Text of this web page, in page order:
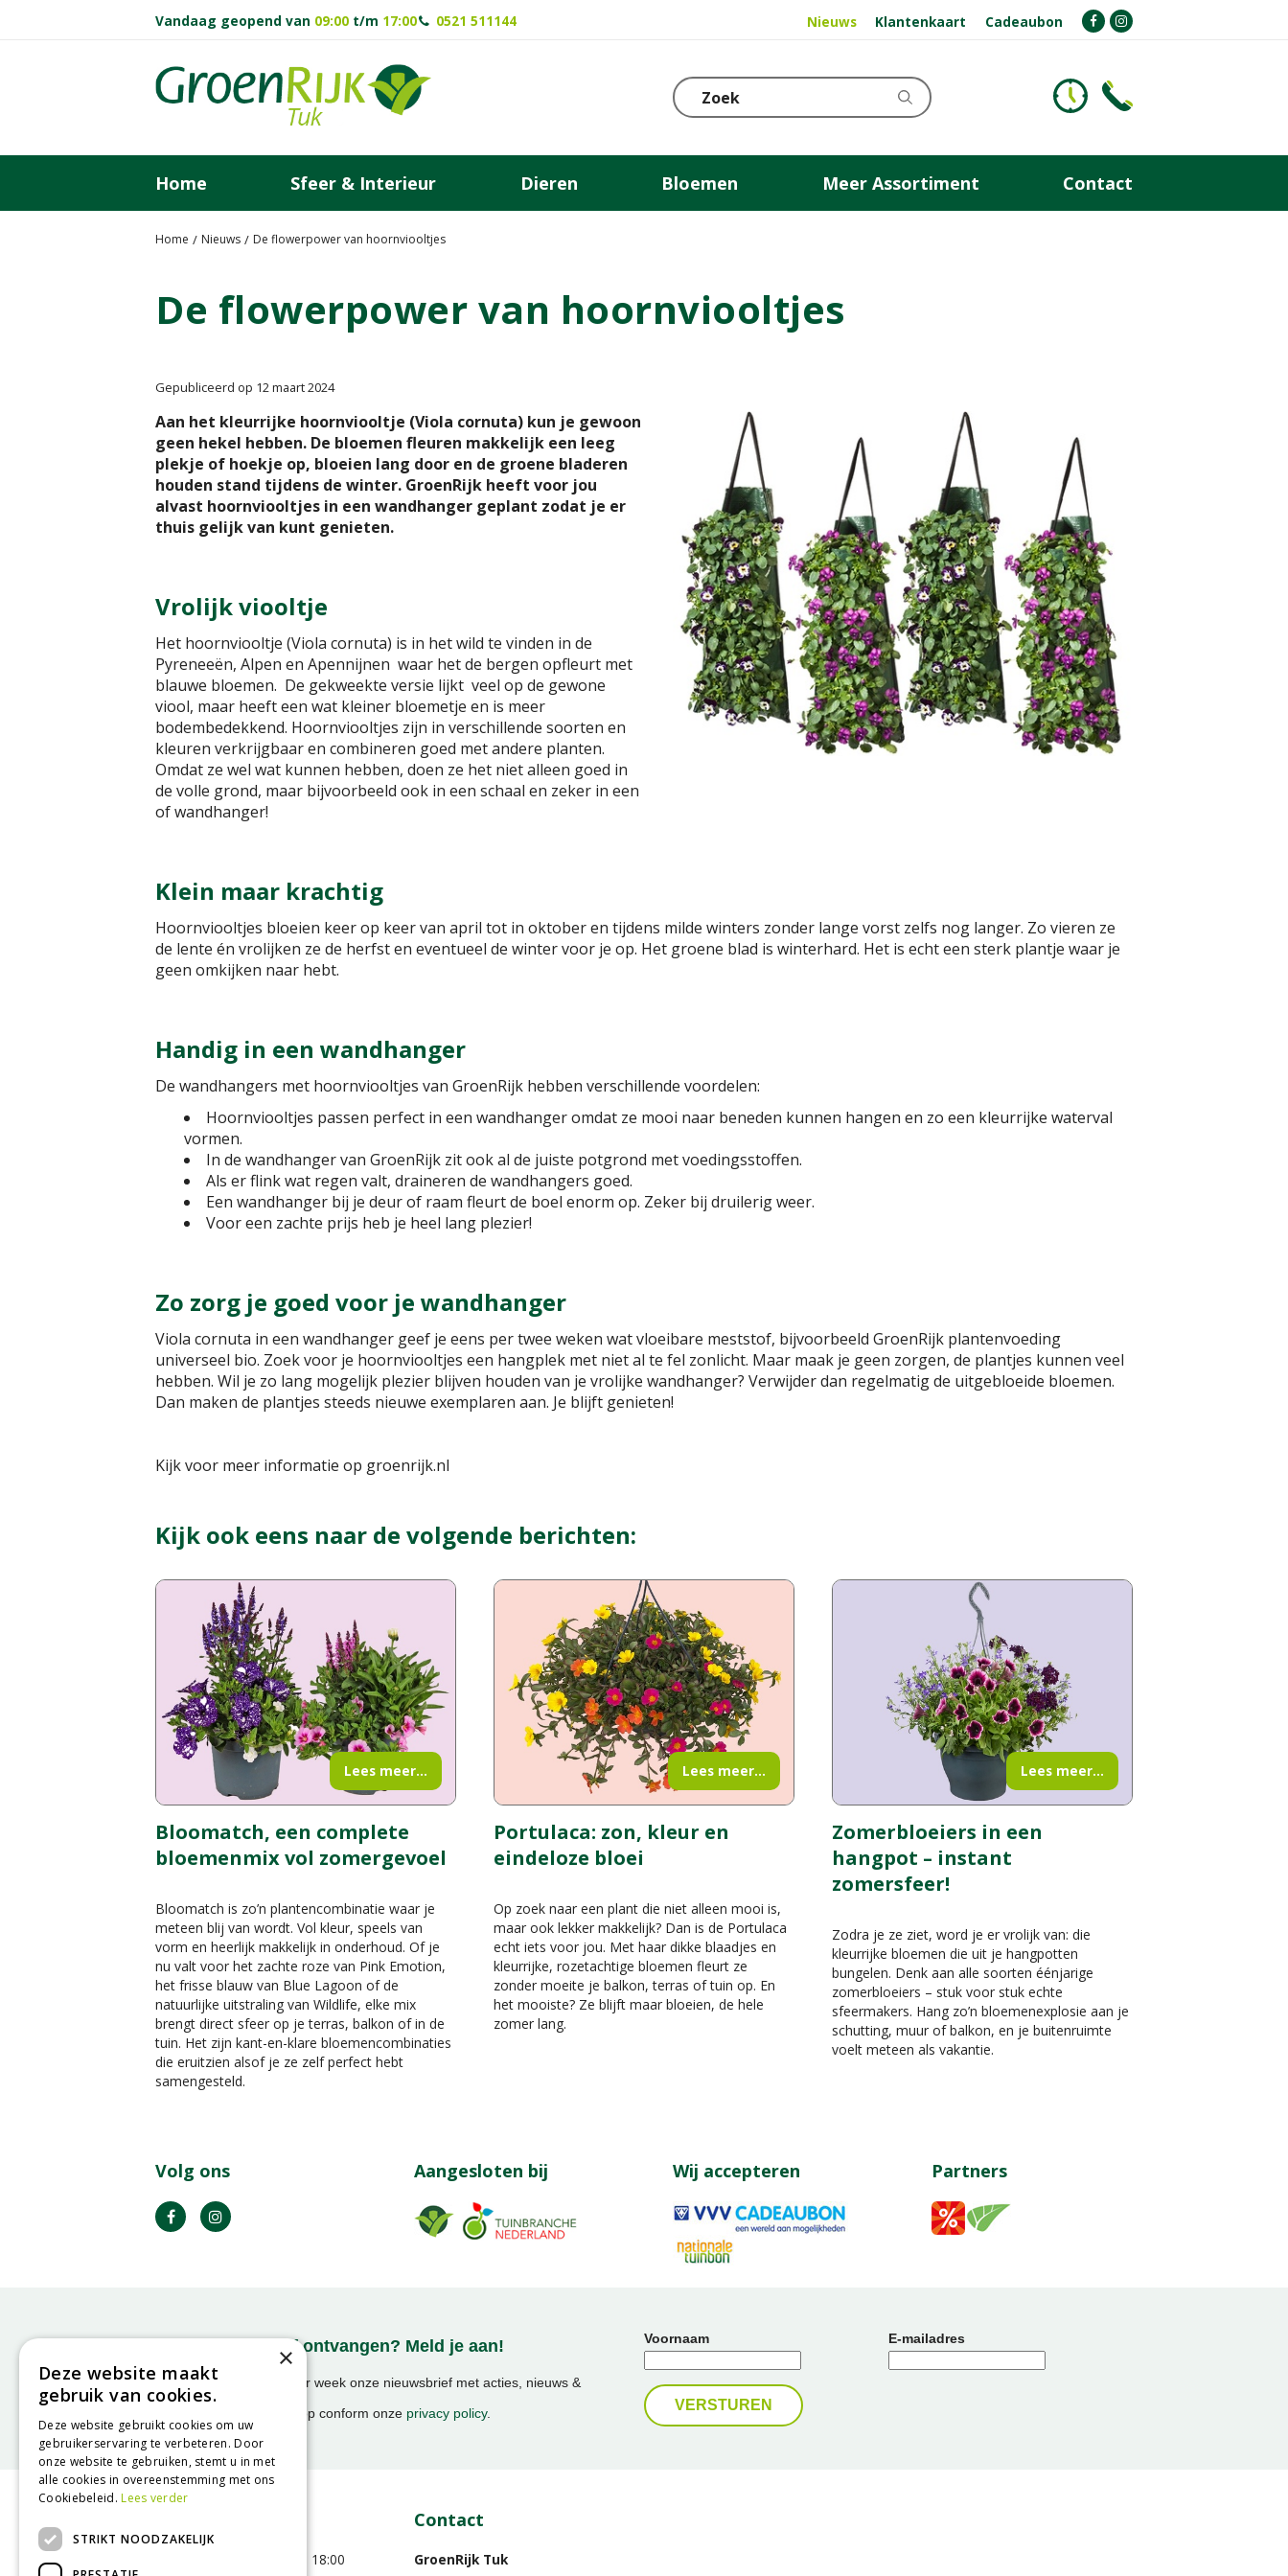
Home Nieuws De flowerpower van hoornviooltjes
Vandaag geopend van 09:00 t/m 17:00 0521 511144 Nieuws Klantenkaart Cadeaubon
Home Sfeer & Interieur Dieren Bloemen Meer Assortiment Contact
De flowerpower van hoornviooltjes
Gepubliceerd op 12 maart 2024
Aan het kleurrijke hoornviooltje (Viola cornuta) kun je gewoon
geen hekel hebben. De bloemen fleuren makkelijk een leeg
plekje of hoekje op, bloeien lang door en de groene bladeren
houden stand tijdens de winter. GroenRijk heeft voor jou
alvast hoornviooltjes in een wandhanger geplant zodat je er
thuis gelijk van kunt genieten.
Vrolijk viooltje
Het hoornviooltje (Viola cornuta) is in het wild te vinden in de
Pyreneeën, Alpen en Apennijnen waar het de bergen opfleurt met
blauwe bloemen. De gekweekte versie lijkt veel op de gewone
viool, maar heeft een wat kleiner bloemetje en is meer
bodembedekkend. Hoornviooltjes zijn in verschillende soorten en
kleuren verkrijgbaar en combineren goed met andere planten.
Omdat ze wel wat kunnen hebben, doen ze het niet alleen goed in
de volle grond, maar bijvoorbeeld ook in een schaal en zeker in een
of wandhanger!
Klein maar krachtig
Hoornviooltjes bloeien keer op keer van april tot in oktober en tijdens milde winters zonder lange vorst zelfs nog langer. Zo vieren ze
de lente én vrolijken ze de herfst en eventueel de winter voor je op. Het groene blad is winterhard. Het is echt een sterk plantje waar je
geen omkijken naar hebt.
Handig in een wandhanger
De wandhangers met hoornviooltjes van GroenRijk hebben verschillende voordelen:
Hoornviooltjes passen perfect in een wandhanger omdat ze mooi naar beneden kunnen hangen en zo een kleurrijke waterval
vormen.
In de wandhanger van GroenRijk zit ook al de juiste potgrond met voedingsstoffen.
Als er flink wat regen valt, draineren de wandhangers goed.
Een wandhanger bij je deur of raam fleurt de boel enorm op. Zeker bij druilerig weer.
Voor een zachte prijs heb je heel lang plezier!
Zo zorg je goed voor je wandhanger
Viola cornuta in een wandhanger geef je eens per twee weken wat vloeibare meststof, bijvoorbeeld GroenRijk plantenvoeding
universeel bio. Zoek voor je hoornviooltjes een hangplek met niet al te fel zonlicht. Maar maak je geen zorgen, de plantjes kunnen veel
hebben. Wil je zo lang mogelijk plezier blijven houden van je vrolijke wandhanger? Verwijder dan regelmatig de uitgebloeide bloemen.
Dan maken de plantjes steeds nieuwe exemplaren aan. Je blijft genieten!
Kijk voor meer informatie op groenrijk.nl
Kijk ook eens naar de volgende berichten:
Bloomatch, een complete
bloemenmix vol zomergevoel
Bloomatch is zo’n plantencombinatie waar je
meteen blij van wordt. Vol kleur, speels van
vorm en heerlijk makkelijk in onderhoud. Of je
nu valt voor het zachte roze van Pink Emotion,
het frisse blauw van Blue Lagoon of de
natuurlijke uitstraling van Wildlife, elke mix
brengt direct sfeer op je terras, balkon of in de
tuin. Het zijn kant-en-klare bloemencombinaties
die eruitzien alsof je ze zelf perfect hebt
samengesteld.
Lees meer...
Portulaca: zon, kleur en
eindeloze bloei
Op zoek naar een plant die niet alleen mooi is,
maar ook lekker makkelijk? Dan is de Portulaca
echt iets voor jou. Met haar dikke blaadjes en
kleurrijke, rozetachtige bloemen fleurt ze
zonder moeite je balkon, terras of tuin op. En
het mooiste? Ze blijft maar bloeien, de hele
zomer lang.
Lees meer...
Zomerbloeiers in een
hangpot – instant
zomersfeer!
Zodra je ze ziet, word je er vrolijk van: die
kleurrijke bloemen die uit je hangpotten
bungelen. Denk aan alle soorten éénjarige
zomerbloeiers – stuk voor stuk echte
sfeermakers. Hang zo’n bloemenexplosie aan je
schutting, muur of balkon, en je buitenruimte
voelt meteen als vakantie.
Lees meer...
Volg ons Aangesloten bij Wij accepteren Partners
Onze nieuwsbrief ontvangen? Meld je aan!
Ontvang ongeveer 1x per week onze nieuwsbrief met acties, nieuws &
activiteiten!
We slaan uw gegevens op conform onze privacy policy.
Voornaam E-mailadres
09:00 - 18:00
Contact
GroenRijk Tuk
×
Deze website maakt
gebruik van cookies.
Deze website gebruikt cookies om uw
gebruikerservaring te verbeteren. Door
onze website te gebruiken, stemt u in met
alle cookies in overeenstemming met ons
Cookiebeleid.Lees verder
STRIKT NOODZAKELIJK